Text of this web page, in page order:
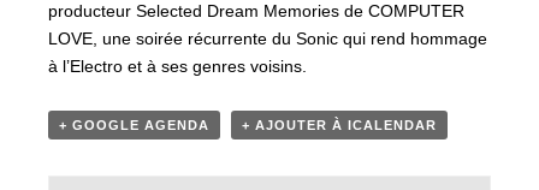
producteur Selected Dream Memories de COMPUTER
LOVE, une soirée récurrente du Sonic qui rend hommage
à l’Electro et à ses genres voisins.
+ GOOGLE AGENDA + AJOUTER À ICALENDAR